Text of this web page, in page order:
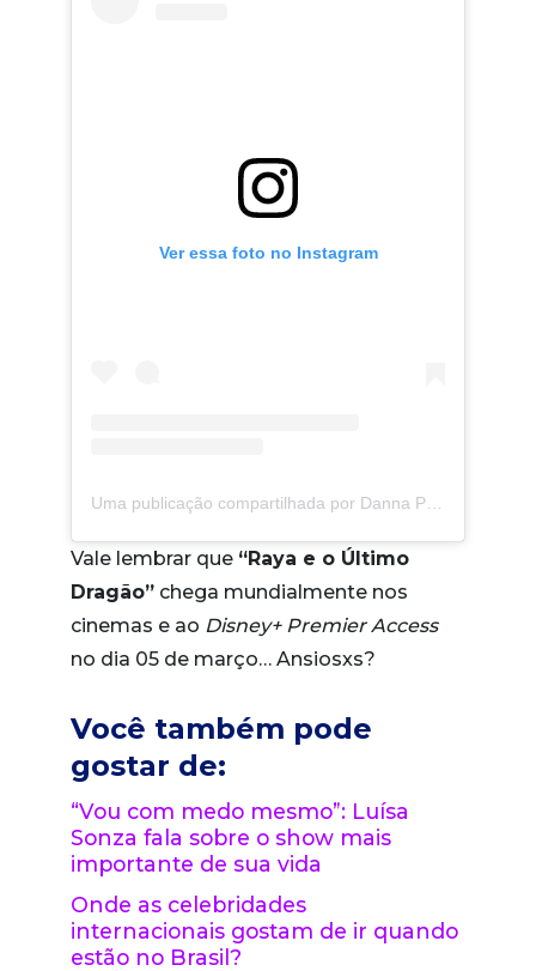
Ver essa foto no Instagram
Vale lembrar que “Raya e o Último
Dragão” chega mundialmente nos
cinemas e ao Disney+ Premier Access
no dia 05 de março… Ansiosxs?
Você também pode
gostar de:
“Vou com medo mesmo”: Luísa
Sonza fala sobre o show mais
importante de sua vida
Onde as celebridades
internacionais gostam de ir quando
estão no Brasil?